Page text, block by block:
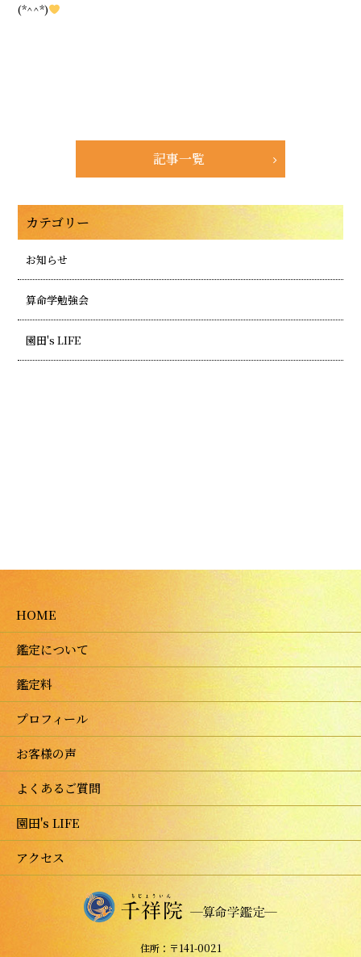
(*^^*)
記事一覧
カテゴリー
お知らせ
算命学勉強会
園田's LIFE
HOME
鑑定について
鑑定料
プロフィール
お客様の声
よくあるご質問
園田's LIFE
アクセス
住所：〒141-0021